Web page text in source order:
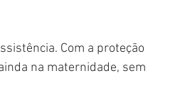
Com a proteção
na maternidade, sem